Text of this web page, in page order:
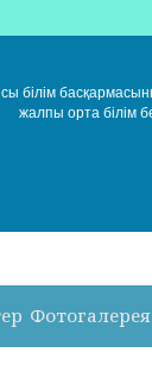
білім
жалпы орта білім
Фотогалерея